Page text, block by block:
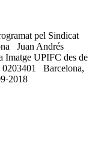
pel Sindicat
Juan Andrés
Imatge UPIFC des de
0203401 Barcelona,